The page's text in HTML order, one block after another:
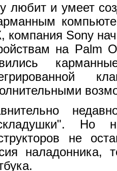
любит и умеет
компания Sony
на Palm
Но
не
наладонника,